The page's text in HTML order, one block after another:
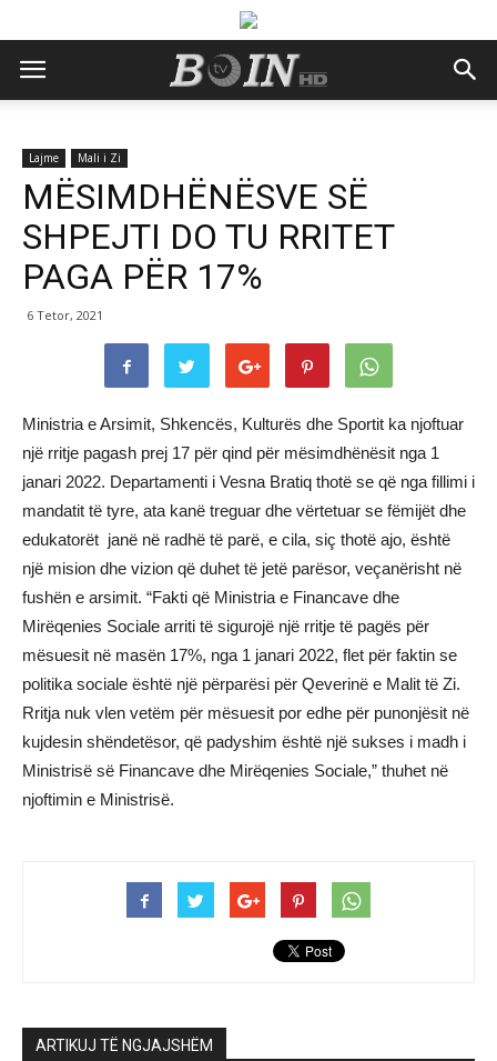
Lajme Mali i Zi
MËSIMDHËNËSVE SË
SHPEJTI DO TU RRITET
PAGA PËR 17%
6 Tetor, 2021
Ministria e Arsimit, Shkencës, Kulturës dhe Sportit ka njoftuar
një rritje pagash prej 17 për qind për mësimdhënësit nga 1
janari 2022. Departamenti i Vesna Bratiq thotë se që nga fillimi i
mandatit të tyre, ata kanë treguar dhe vërtetuar se fëmijët dhe
edukatorët janë në radhë të parë, e cila, siç thotë ajo, është
një mision dhe vizion që duhet të jetë parësor, veçanërisht në
fushën e arsimit. “Fakti që Ministria e Financave dhe
Mirëqenies Sociale arriti të sigurojë një rritje të pagës për
mësuesit në masën 17%, nga 1 janari 2022, flet për faktin se
politika sociale është një përparësi për Qeverinë e Malit të Zi.
Rritja nuk vlen vetëm për mësuesit por edhe për punonjësit në
kujdesin shëndetësor, që padyshim është një sukses i madh i
Ministrisë së Financave dhe Mirëqenies Sociale,” thuhet në
njoftimin e Ministrisë.
ARTIKUJ TË NGJAJSHËM